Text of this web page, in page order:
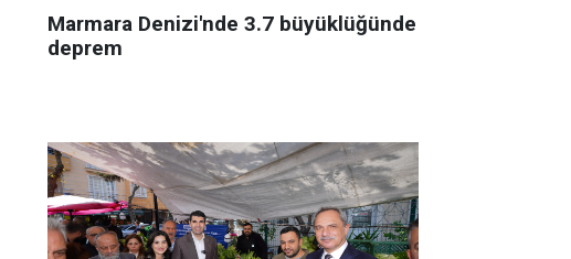
Marmara Denizi'nde 3.7 büyüklüğünde
deprem